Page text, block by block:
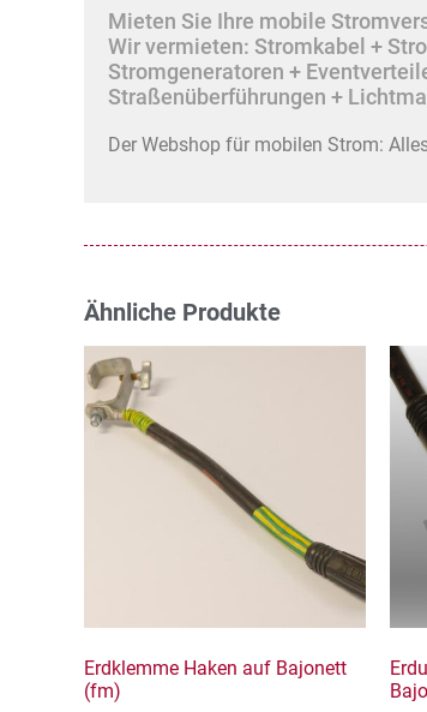
Mieten Sie Ihre mobile
Wir vermieten: Stromkabel +
Stromgeneratoren +
Straßenüberführungen +
Der Webshop für mobilen Strom:
Ähnliche Produkte
Erdklemme Haken auf Bajonett
(fm)